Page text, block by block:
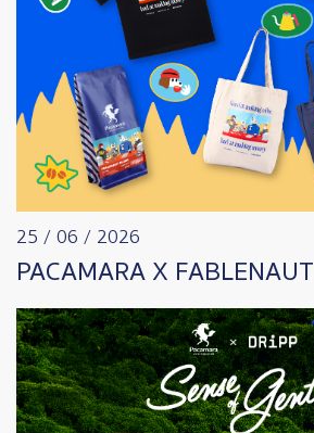
25 / 06 / 2026
PACAMARA X FABLENAUT